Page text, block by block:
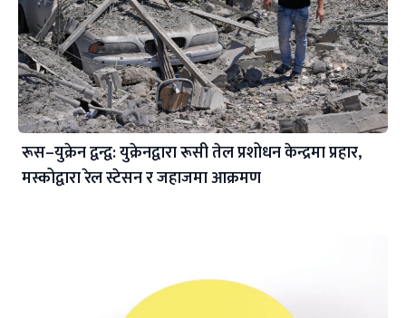
रूस–युक्रेन द्वन्द्व: युक्रेनद्वारा रूसी तेल प्रशोधन केन्द्रमा प्रहार,
मस्कोद्वारा रेल स्टेसन र जहाजमा आक्रमण